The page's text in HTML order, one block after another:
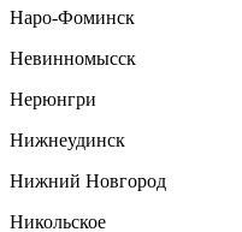
Наро-Фоминск
Невинномысск
Нерюнгри
Нижнеудинск
Нижний Новгород
Никольское